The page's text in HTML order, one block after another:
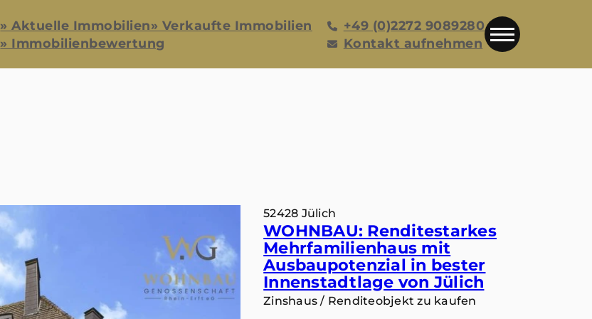
» Aktuelle Immobilien» Verkaufte Immobilien
» Immobilienbewertung
+49 (0)2272 9089280
Kontakt aufnehmen
52428 Jülich
WOHNBAU: Renditestarkes
Mehrfamilienhaus mit
Ausbaupotenzial in bester
Innenstadtlage von Jülich
Zinshaus / Renditeobjekt zu kaufen